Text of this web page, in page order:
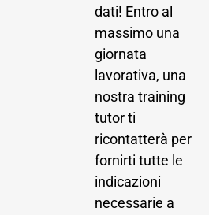
dati! Entro al
massimo una
giornata
lavorativa, una
nostra training
tutor ti
ricontatterà per
fornirti tutte le
indicazioni
necessarie a